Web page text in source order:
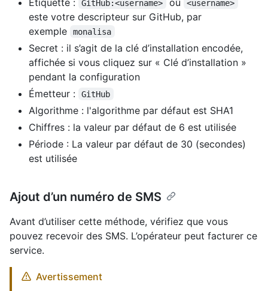
GitHub:<username> <username>
este votre descripteur sur GitHub, par
exemple
monalisa
Secret : il s’agit de la clé d’installation encodée,
affichée si vous cliquez sur « Clé d’installation »
pendant la configuration
Émetteur :
GitHub
Algorithme : l'algorithme par défaut est SHA1
Chiffres : la valeur par défaut de 6 est utilisée
Période : La valeur par défaut de 30 (secondes)
est utilisée
Ajout d’un numéro de SMS
Avant d’utiliser cette méthode, vérifiez que vous
pouvez recevoir des SMS. L’opérateur peut facturer ce
service.
Avertissement